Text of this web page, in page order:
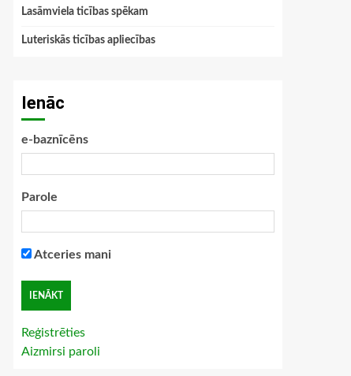
Lasāmviela ticības spēkam
Luteriskās ticības apliecības
Ienāc
e-baznīcēns
Parole
Atceries mani
Reģistrēties
Aizmirsi paroli